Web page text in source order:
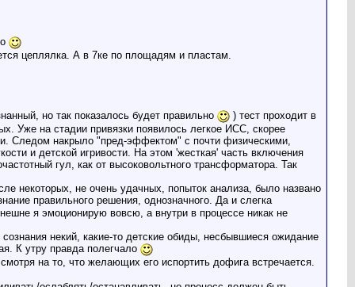
цеплялка. А в 7ке по площадям и пластам.
но так показалось будет правильно
) тест проходит в
Уже на стадии привязки появилось легкое ИСС, скорее
Следом накрыло "пред-эффектом" с почти физическими,
и детской игривости. На этом 'жесткая' часть включения
гул, как от высоковольтного трансформатора. Так
некоторых, не очень удачных, попыток анализа, было названо
правильного решения, однозначного. Да и слегка
я эмоционирую вовсю, а внутри в процессе никак не
некий, какие-то детские обиды, несбывшиеся ожидание
К утру правда полегчало
на то, что желающих его испортить дофига встречается.